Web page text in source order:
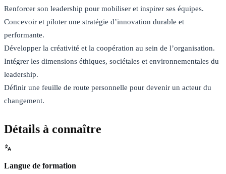
Renforcer son leadership pour mobiliser et inspirer ses équipes.
Concevoir et piloter une stratégie d’innovation durable et
performante.
Développer la créativité et la coopération au sein de l’organisation.
Intégrer les dimensions éthiques, sociétales et environnementales du
leadership.
Définir une feuille de route personnelle pour devenir un acteur du
changement.
Détails à connaître
Langue de formation